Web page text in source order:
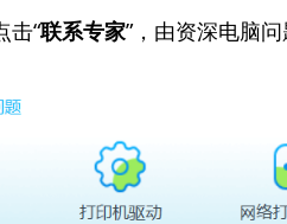
击“联系专家”，由资深电脑